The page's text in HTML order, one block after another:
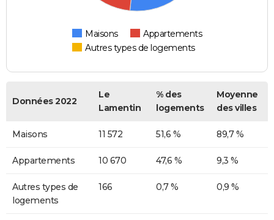
Maisons
Appartements
Autres types de logements
Données 2022
Le
Lamentin
% des
logements
Moyenne
des villes
Maisons 11 572 51,6 % 89,7 %
Appartements 10 670 47,6 % 9,3 %
Autres types de
logements
166 0,7 % 0,9 %